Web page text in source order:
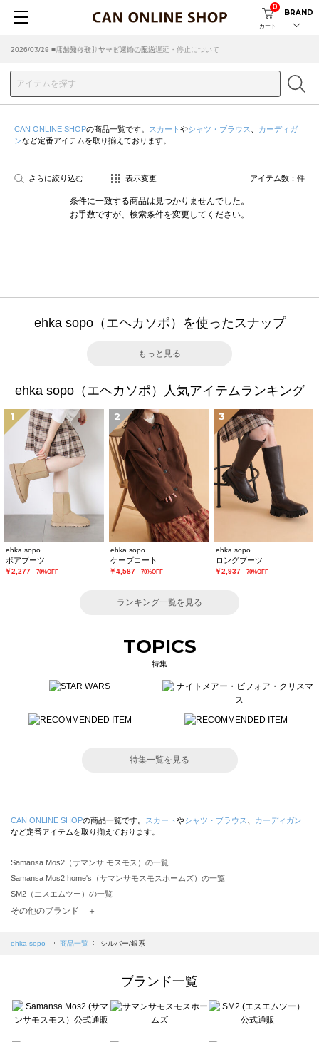
カート
0
BRAND
2026/07/29 ■【お知らせ】ヤマト運輸の配送遅延・停止について
2026/03/18 ■店舗受け取りサービスのご案内
CAN ONLINE SHOPの商品一覧です。 スカート やシャツ・ブラウス
カーディガ
ンなど定番アイテムを取り揃えております。
さらに絞り込む 表示変更 アイテム数： 件
条件に一致する商品は見つかりませんでした。
お手数ですが、検索条件を変更してください。
ehka sopo（エヘカソポ）を使ったスナップ
もっと見る
ehka sopo（エヘカソポ）人気アイテムランキング
1
ehka sopo
ボアブーツ
￥2,277 -70%OFF-
2
ehka sopo
ケープコート
￥4,587 -70%OFF-
3
ehka sopo
ロングブーツ
￥2,937 -70%OFF-
ランキング一覧を見る
TOPICS
特集
特集一覧を見る
CAN ONLINE SHOPの商品一覧です。 スカート やシャツ・ブラウス
カーディガン
など定番アイテムを取り揃えております。
Samansa Mos2（サマンサ モスモス）の一覧
Samansa Mos2 home's（サマンサモスモスホームズ）の一覧
SM2（エスエムツー）の一覧
TSUHARU by Samansa Mos2（ツハルバイサマンサモスモス）の一覧
Samansa Mos2 blue（サマンサモスモス ブルー）の一覧
Te chichi（テチチ）の一覧
Te chichi CLASSIC（テチチ クラシック）の一覧
その他のブランド ＋
ehka sopo 商品一覧 シルバー/銀系
ブランド一覧